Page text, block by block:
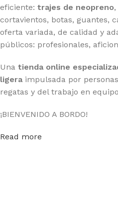
eficiente: trajes de neopreno
cortavientos, botas, guantes,
oferta variada, de calidad y
públicos: profesionales,
Una tienda online
ligera impulsada por
regatas y del trabajo en
¡BIENVENIDO A BORDO!
Read more